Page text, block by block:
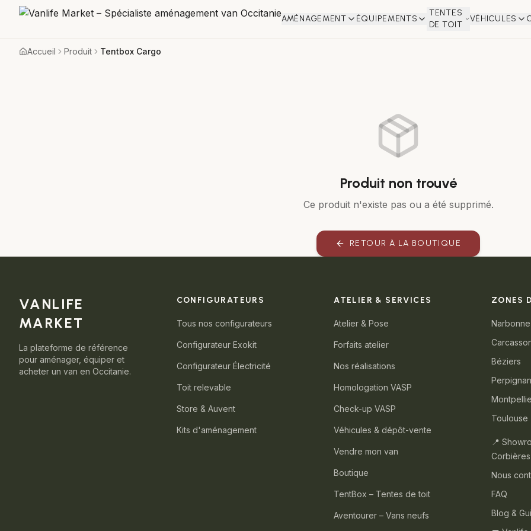
AMÉNAGEMENT ÉQUIPEMENTS
TENTES
DE TOIT
VÉHICULES
Accueil Produit Tentbox Cargo
Produit non trouvé
Ce produit n'existe pas ou a été supprimé.
RETOUR À LA BOUTIQUE
VANLIFE
MARKET
La plateforme de référence
pour aménager, équiper et
acheter un van en Occitanie.
CONFIGURATEURS
Tous nos configurateurs
Configurateur Exokit
Configurateur Électricité
Toit relevable
Store & Auvent
Kits d'aménagement
ATELIER & SERVICES
Atelier & Pose
Forfaits atelier
Nos réalisations
Homologation VASP
Check-up VASP
Véhicules & dépôt-vente
Vendre mon van
Boutique
TentBox – Tentes de toit
Aventourer – Vans neufs
ZONES
Narbonne
Béziers
Perpignan
Toulouse
📍
Corbières
Nous
FAQ
Blog &